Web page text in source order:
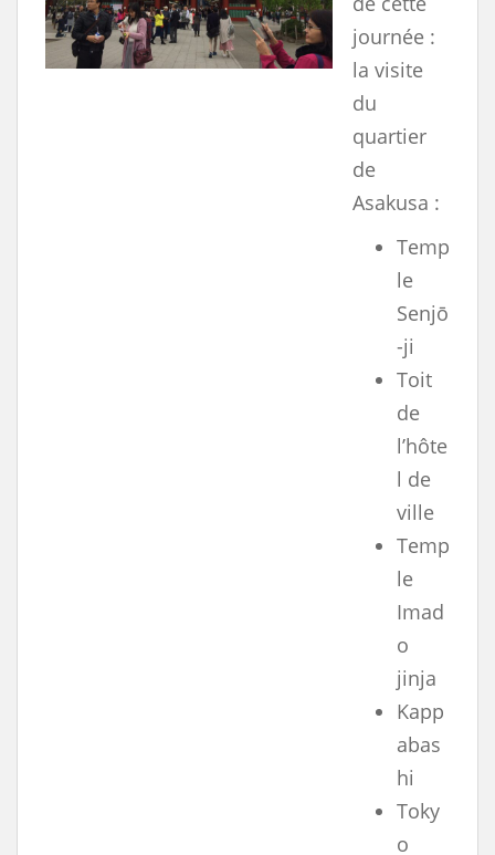
journée :
la visite
du
quartier
de
Asakusa :
Temp
le
Senjō
-ji
Toit
de
l’hôte
l de
ville
Temp
le
Imad
o
jinja
Kapp
abas
hi
Toky
o